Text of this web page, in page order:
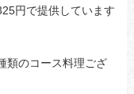
円で提供しています
のコース料理ござ